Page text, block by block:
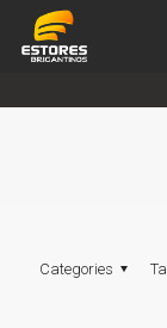
Categories